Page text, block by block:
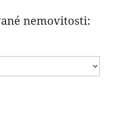
nemovitosti: